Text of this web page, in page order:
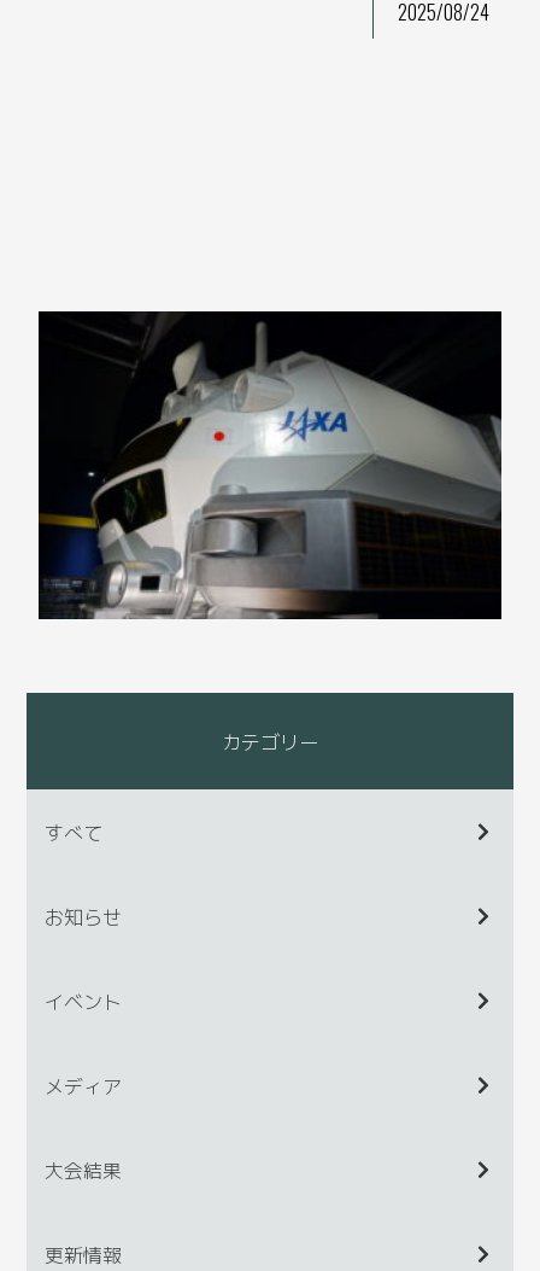
2025/08/24
カテゴリー
すべて
お知らせ
イベント
メディア
大会結果
更新情報